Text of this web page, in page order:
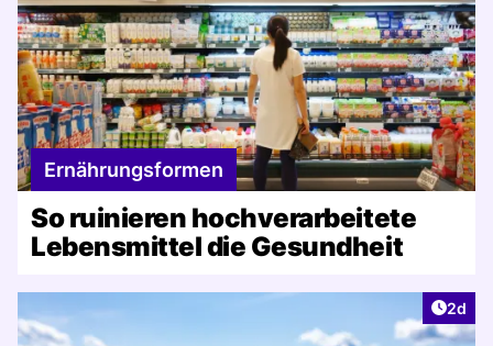
Ernährungsformen
So ruinieren hochverarbeitete
Lebensmittel die Gesundheit
2d